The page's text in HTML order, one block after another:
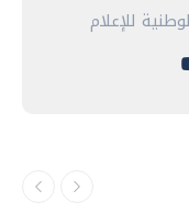
للإعلام